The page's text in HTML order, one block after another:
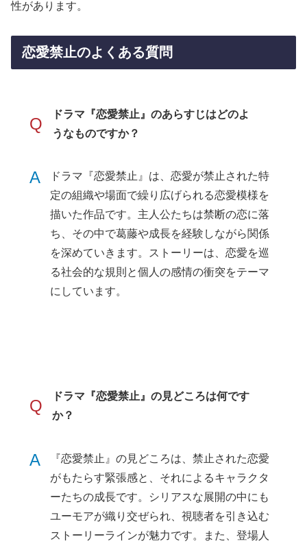
性があります。
恋愛禁止のよくある質問
Q
ドラマ『恋愛禁止』のあらすじはどのよ
うなものですか？
A
ドラマ『恋愛禁止』は、恋愛が禁止された特
定の組織や場面で繰り広げられる恋愛模様を
描いた作品です。主人公たちは禁断の恋に落
ち、その中で葛藤や成長を経験しながら関係
を深めていきます。ストーリーは、恋愛を巡
る社会的な規則と個人の感情の衝突をテーマ
にしています。
Q
ドラマ『恋愛禁止』の見どころは何です
か？
A
『恋愛禁止』の見どころは、禁止された恋愛
がもたらす緊張感と、それによるキャラクタ
ーたちの成長です。シリアスな展開の中にも
ユーモアが織り交ぜられ、視聴者を引き込む
ストーリーラインが魅力です。また、登場人